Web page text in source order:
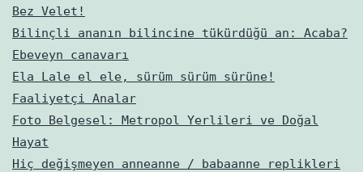
Bez Velet!
Bilinçli ananın bilincine tükürdüğü an: Acaba?
Ebeveyn canavarı
Ela Lale el ele, sürüm sürüm sürüne!
Faaliyetçi Analar
Foto Belgesel: Metropol Yerlileri ve Doğal
Hayat
Hiç değişmeyen anneanne / babaanne replikleri